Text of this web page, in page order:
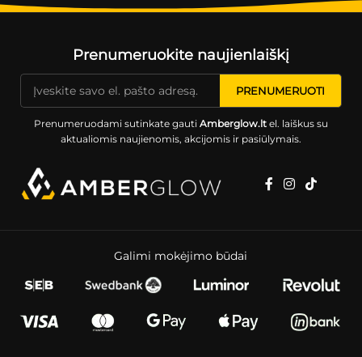
Prenumeruokite naujienlaiškį
Prenumeruodami sutinkate gauti Amberglow.ltel. laiškus su
aktualiomis naujienomis, akcijomis ir pasiūlymais.
Galimi mokėjimo būdai